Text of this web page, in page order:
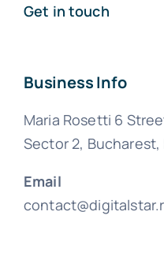
Get in touch
Business Info
Maria Rosetti 6
Sector 2, Bucharest,
Email